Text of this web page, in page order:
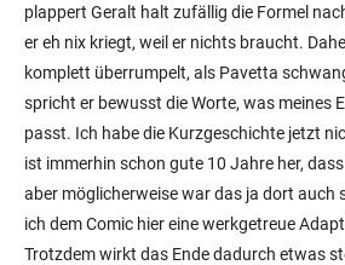
plappert Geralt halt zufällig die Formel
er eh nix kriegt, weil er nichts braucht.
komplett überrumpelt, als Pavetta
spricht er bewusst die Worte, was meines
passt. Ich habe die Kurzgeschichte jetzt
ist immerhin schon gute 10 Jahre her,
aber möglicherweise war das ja dort auch
ich dem Comic hier eine werkgetreue
Trotzdem wirkt das Ende dadurch etwas